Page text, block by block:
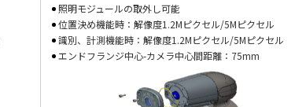
照明モジュールの取外し可能
位置決め機能時：解像度1.2Mピクセル/5Mピクセル
識別、計測機能時：解像度1.2Mピクセル/5Mピクセル
エンドフランジ中心-カメラ中心間距離：75mm